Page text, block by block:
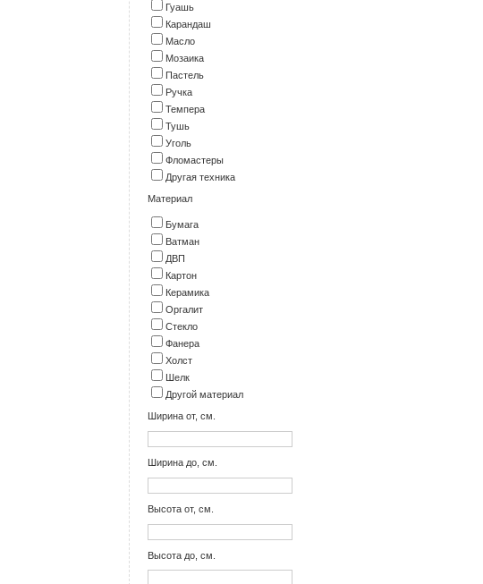
Гуашь
Карандаш
Масло
Мозаика
Пастель
Ручка
Темпера
Тушь
Уголь
Фломастеры
Другая техника
Материал
Бумага
Ватман
ДВП
Картон
Керамика
Оргалит
Стекло
Фанера
Холст
Шелк
Другой материал
Ширина от, см.
Ширина до, см.
Высота от, см.
Высота до, см.